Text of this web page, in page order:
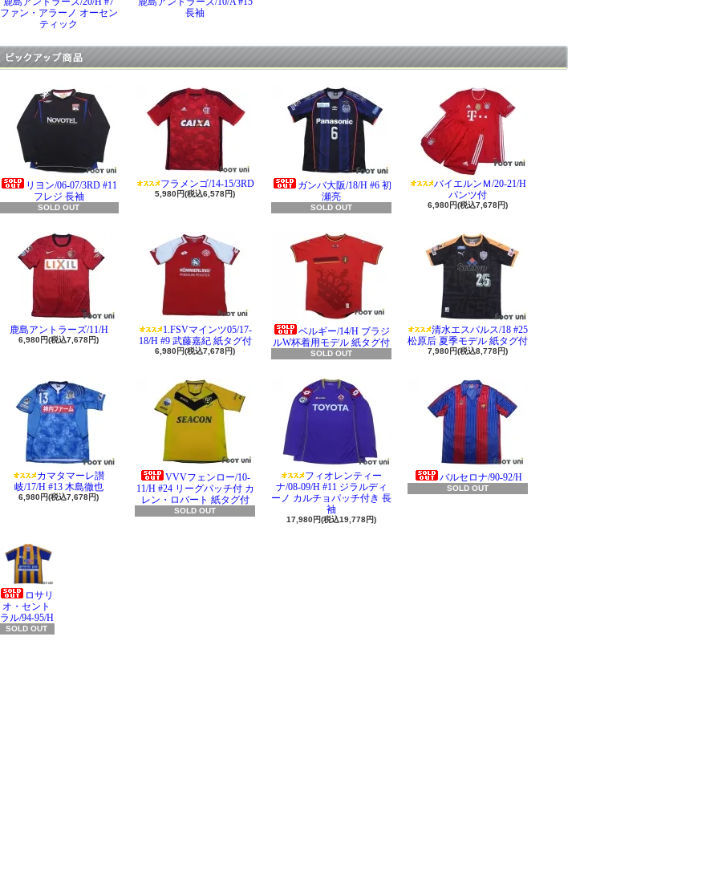
ファン・アラーノ オーセン
ティック
長袖
リヨン/06-07/3RD #11
フレジ 長袖
SOLD OUT
フラメンゴ/14-15/3RD
5,980円(税込6,578円)
ガンバ大阪/18/H #6 初
瀬亮
SOLD OUT
バイエルンＭ/20-21/H
パンツ付
6,980円(税込7,678円)
鹿島アントラーズ/11/H
6,980円(税込7,678円)
1.FSVマインツ05/17-
18/H #9 武藤嘉紀 紙タグ付
6,980円(税込7,678円)
ベルギー/14/H ブラジ
ルW杯着用モデル 紙タグ付
SOLD OUT
清水エスパルス/18 #25
松原后 夏季モデル 紙タグ付
7,980円(税込8,778円)
カマタマーレ讃
岐/17/H #13 木島徹也
6,980円(税込7,678円)
VVVフェンロー/10-
11/H #24 リーグパッチ付 カ
レン・ロバート 紙タグ付
SOLD OUT
フィオレンティー
ナ/08-09/H #11 ジラルディ
ーノ カルチョパッチ付き 長
袖
17,980円(税込19,778円)
バルセロナ/90-92/H
SOLD OUT
ロサリ
オ・セント
ラル/94-95/H
SOLD OUT